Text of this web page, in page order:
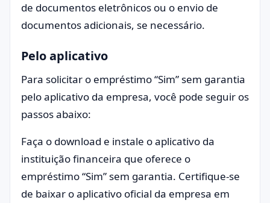
de documentos eletrônicos ou o envio de
documentos adicionais, se necessário.
Pelo aplicativo
Para solicitar o empréstimo “Sim” sem garantia
pelo aplicativo da empresa, você pode seguir os
passos abaixo:
Faça o download e instale o aplicativo da
instituição financeira que oferece o
empréstimo “Sim” sem garantia. Certifique-se
de baixar o aplicativo oficial da empresa em